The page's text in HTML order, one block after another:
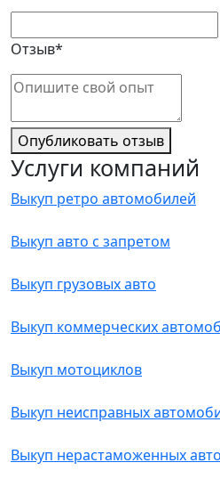
Отзыв*
Опубликовать отзыв
Услуги компаний
Выкуп ретро автомобилей
Выкуп авто с запретом
Выкуп грузовых авто
Выкуп коммерческих
Выкуп мотоциклов
Выкуп неисправных
Выкуп нерастаможенных авто